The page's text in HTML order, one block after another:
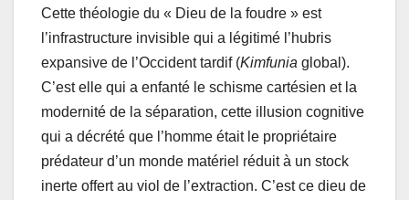
Cette théologie du « Dieu de la foudre » est
l’infrastructure invisible qui a légitimé l’hubris
expansive de l’Occident tardif (Kimfunia global).
C’est elle qui a enfanté le schisme cartésien et la
modernité de la séparation, cette illusion cognitive
qui a décrété que l’homme était le propriétaire
prédateur d’un monde matériel réduit à un stock
inerte offert au viol de l’extraction. C’est ce dieu de